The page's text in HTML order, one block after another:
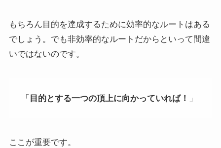
もちろん目的を達成するために効率的なルートはある
でしょう。でも非効率的なルートだからといって間違
いではないのです。
「 目的とする一つの頂上に向かっていれば！ 」
ここが重要です。